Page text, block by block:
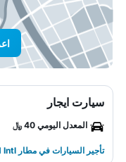
سيارت ايجار
المعدل اليومي 40 ﷼
تأجير السيارات في مطار Zayed Intl